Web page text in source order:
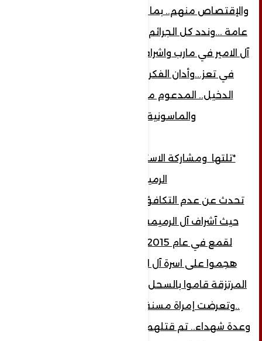
والإقتصاص منهم.. بما ارتكبوه بحق ابناء اليمن
عامة ...وندد كل الجرائم التي ارتكبت بحق اشراف
آل الامير في مارب واشراف آل الرميمة وآل الجنيد
في تعز...وأدان الفكر المتطرف الماسوني
الدخيل.. المدعوم من بريطانيا ..وامريكا..
والماسونية اليهودية...
*تلتها ومشاركة الاستاذ محمد عبد الخبير
الرميمة..
تحدث عن عدم التكافؤ بين المظلوم والظالم
حيث آشراف آل الرميمة عدد قليل وتعرضت
لقمع في عام 2015بالتحديد 15/8/2015
هجموا على اسرة آل الرميمة عدد كبير من
المرتزقة قاموا بالسحل والذبح.. والتهجير والأسر
وعدة شهداء.. تم قتلهم منهم من تم قتله وتم